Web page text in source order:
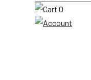
0